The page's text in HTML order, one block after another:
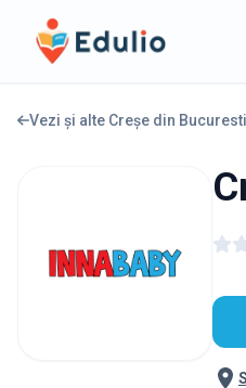
Edulio
Vezi și alte Creșe din Bucuresti